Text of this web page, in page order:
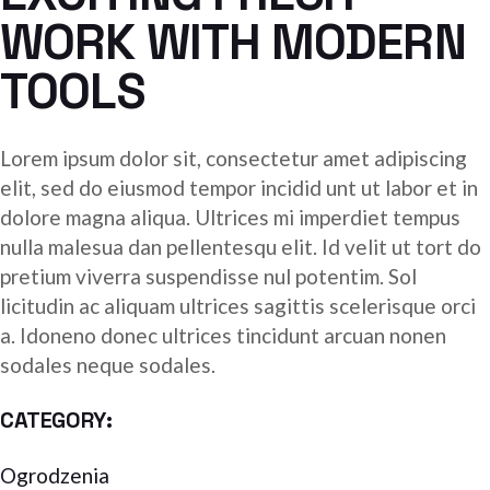
WORK WITH MODERN
TOOLS
Lorem ipsum dolor sit, consectetur amet adipiscing
elit, sed do eiusmod tempor incidid unt ut labor et in
dolore magna aliqua. Ultrices mi imperdiet tempus
nulla malesua dan pellentesqu elit. Id velit ut tort do
pretium viverra suspendisse nul potentim. Sol
licitudin ac aliquam ultrices sagittis scelerisque orci
a. Idoneno donec ultrices tincidunt arcuan nonen
sodales neque sodales.
CATEGORY:
Ogrodzenia
Statystyka
Abyśmy mogli
poprawić
funkcjonalność
i strukturę
internetowej,
na podstawie
tego, jak
strona jest
używana.
Doświadczenie
Aby nasza strona
działała jak
twojego